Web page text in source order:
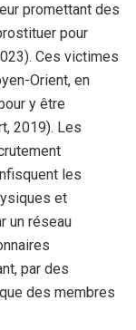
promettant des
pour
Ces victimes
Orient, en
y être
2019). Les
les
et
un réseau
par des
des membres